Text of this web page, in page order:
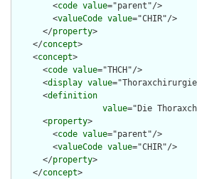
        <
code value="parent"/>
        <
valueCode value="CHIR"/>
      </
property>
    </
concept>
    <
concept>
      <
code value="THCH"/>
      <
display value
      <
definition
value="Die
      <
property>
        <
code value="parent"/>
        <
valueCode value="CHIR"/>
      </
property>
    </
concept>